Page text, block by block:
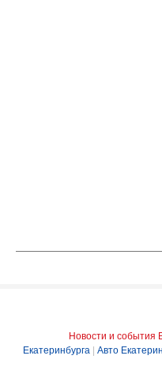
Новости и события
Екатеринбурга
Авто